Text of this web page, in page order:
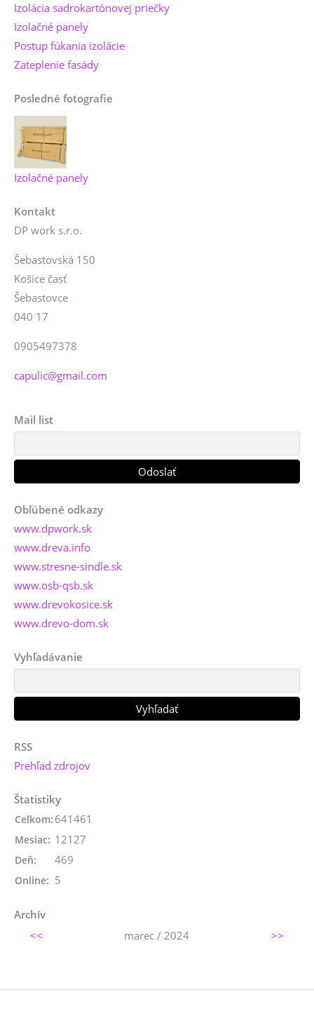
Izolácia sadrokartónovej priečky
Izolačné panely
Postup fúkania izolácie
Zateplenie fasády
Posledné fotografie
Izolačné panely
Kontakt
DP work s.r.o.
Šebastovská 150
Košice časť
Šebastovce
040 17
0905497378
capulic@gmail.com
Mail list
Obľúbené odkazy
www.dpwork.sk
www.dreva.info
www.stresne-sindle.sk
www.osb-qsb.sk
www.drevokosice.sk
www.drevo-dom.sk
Vyhľadávanie
RSS
Prehľad zdrojov
Štatistiky
Online: 5
Celkom: 641461
Mesiac: 12127
Deň: 469
Archív
<<
marec / 2024 >>